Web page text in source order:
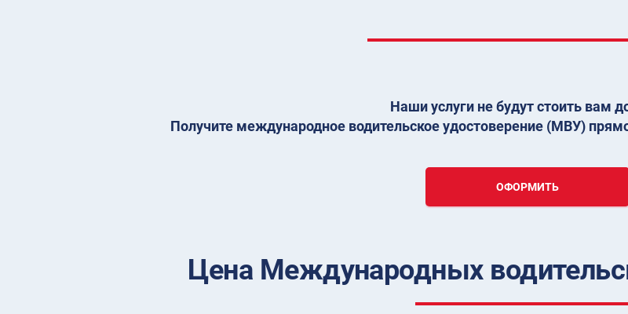
Наши услуги не будут стоить вам
Получите международное водительское удостоверение (МВУ)
ОФОРМИТЬ
Цена Международных